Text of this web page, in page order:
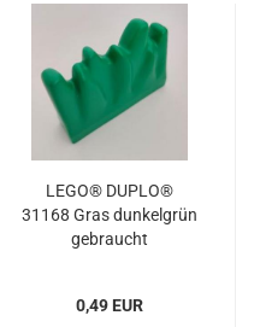
LEGO® DUPLO®
31168 Gras dunkelgrün
gebraucht
0,49 EUR